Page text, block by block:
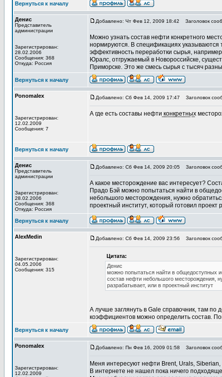
Вернуться к началу
Денис
Представитель
администрации
Зарегистрирован:
28.02.2006
Сообщения: 368
Откуда: Россия
Добавлено: Чт Фев 12, 2009 18:42 Заголовок
Можно узнать состав нефти конкретного
нормируются. В спецификациях указываются
эффективность переработки сырья,
Юралс, отгружаемый в Новороссийске,
Приморске. Это же смесь сырья с тысяч
Вернуться к началу
Ponomalex
Зарегистрирован:
12.02.2009
Сообщения: 7
Добавлено: Сб Фев 14, 2009 17:47 Заголовок
А где есть составы нефти ̲к̲о̲н̲к̲р̲е̲т̲н̲ы̲х
Вернуться к началу
Денис
Представитель
администрации
Зарегистрирован:
28.02.2006
Сообщения: 368
Откуда: Россия
Добавлено: Сб Фев 14, 2009 20:05 Заголовок
А какое месторождение вас интересует?
Прадо Бэй можно попытаться найти в
небольшого месторождения, нужно
проектный институт, который готовил
Вернуться к началу
AlexMedin
Зарегистрирован:
04.05.2006
Сообщения: 315
Добавлено: Сб Фев 14, 2009 23:56 Заголовок
Цитата:
Денис
можно попытаться найти в общедоступных
состав нефти небольшого месторождения,
разрабатывает, или в проектный институт
А лучше заглянуть в Gale справочник, там
коэффициентов можно определить состав.
Вернуться к началу
Ponomalex
Зарегистрирован:
12.02.2009
Добавлено: Пн Фев 16, 2009 01:58 Заголовок
Меня интересуют нефти Brent, Urals, Siberian,
В интернете не нашел пока ничего